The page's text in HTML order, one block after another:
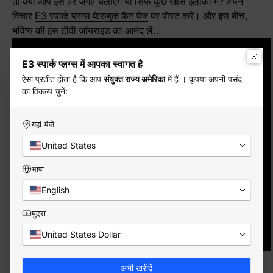
विचार E3 स्पार्क प्लग्स फेसबुक फैन पेजपर पोस्ट करें। और इस बीच,
भविष्य की इस टीवी जॉयराइड का आनंद लें…
E3 स्पार्क प्लग्स में आपका स्वागत है
ऐसा प्रतीत होता है कि आपसंयुक्त राज्य अमेरिकामें हैं । कृपया अपनी पसंद
का विकल्प चुनें:
यहां भेजें
United States
भाषा
English
मुद्रा
United States Dollar
अभी खरीदें